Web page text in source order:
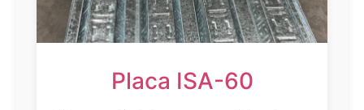
Placa ISA-60